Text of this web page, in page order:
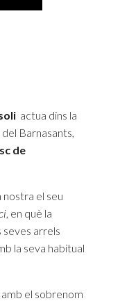
actua dins la
Barnasants,
de
el seu
, en què la
seves arrels
la seva habitual
amb el sobrenom